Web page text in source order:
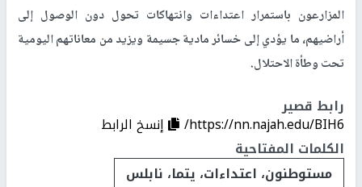
المزارعون باستمرار اعتداءات وانتهاكات تحول دون الوصول إلى
أراضيهم، ما يؤدي إلى خسائر مادية جسيمة ويزيد من معاناتهم اليومية
تحت وطأة الاحتلال.
رابط قصير
https://nn.najah.edu/BIH6/
إنسخ الرابط
الكلمات المفتاحية
مستوطنون، اعتداءات، يتما، نابلس